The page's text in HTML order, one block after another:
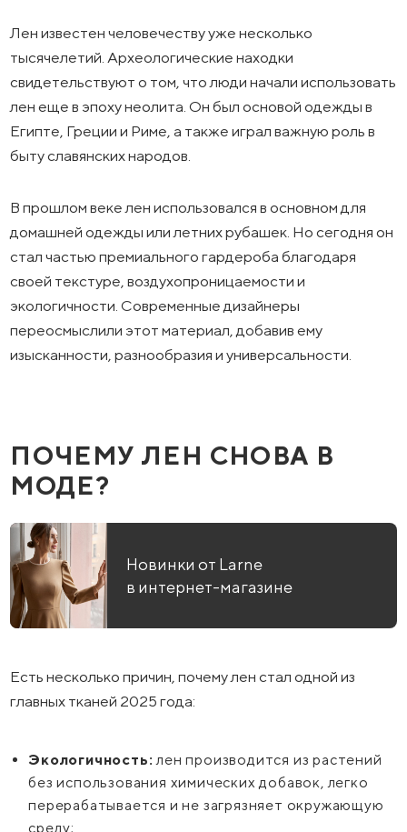
Лен известен человечеству уже несколько
тысячелетий. Археологические находки
свидетельствуют о том, что люди начали использовать
лен еще в эпоху неолита. Он был основой одежды в
Египте, Греции и Риме, а также играл важную роль в
быту славянских народов.
В прошлом веке лен использовался в основном для
домашней одежды или летних рубашек. Но сегодня он
стал частью премиального гардероба благодаря
своей текстуре, воздухопроницаемости и
экологичности. Современные дизайнеры
переосмыслили этот материал, добавив ему
изысканности, разнообразия и универсальности.
ПОЧЕМУ ЛЕН СНОВА В
МОДЕ?
Новинки от Larne
в интернет-магазине
Есть несколько причин, почему лен стал одной из
главных тканей 2025 года:
Экологичность: лен производится из растений
без использования химических добавок, легко
перерабатывается и не загрязняет окружающую
среду;